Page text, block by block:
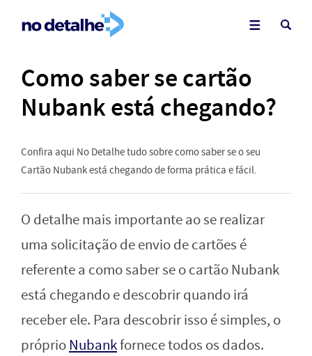
Como saber se cartão
Nubank está chegando?
Confira aqui No Detalhe tudo sobre como saber se o seu
Cartão Nubank está chegando de forma prática e fácil.
O detalhe mais importante ao se realizar
uma solicitação de envio de cartões é
referente a como saber se o cartão Nubank
está chegando e descobrir quando irá
receber ele. Para descobrir isso é simples, o
próprioNubankfornece todos os dados.